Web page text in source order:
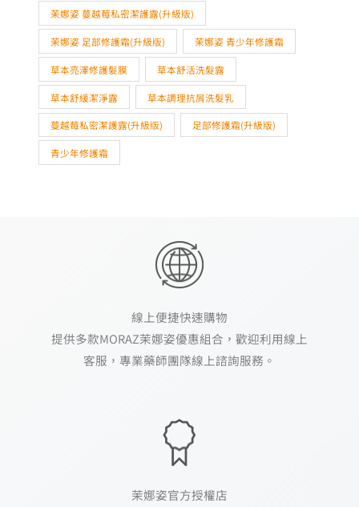
茉娜姿 蔓越莓私密潔護露(升級版)
茉娜姿 足部修護霜(升級版) 茉娜姿 青少年修護霜
草本亮澤修護髮膜 草本舒活洗髮露
草本舒緩潔淨露 草本調理抗屑洗髮乳
蔓越莓私密潔護露(升級版) 足部修護霜(升級版)
青少年修護霜
線上便捷快速購物
提供多款MORAZ茉娜姿優惠組合，歡迎利用線上
客服，專業藥師團隊線上諮詢服務。
茉娜姿官方授權店